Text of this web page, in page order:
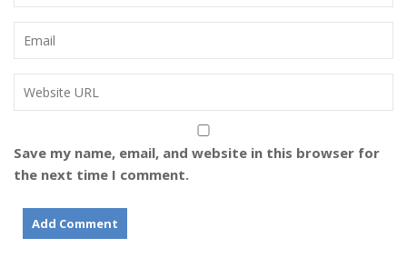
Save my name, email, and website in this browser for
the next time I comment.